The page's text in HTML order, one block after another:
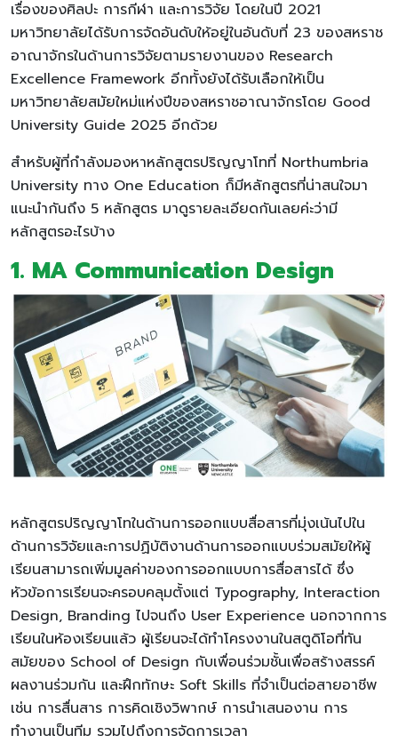
เรื่องของศิลปะ การกีฬา และการวิจัย โดยในปี 2021
มหาวิทยาลัยได้รับการจัดอันดับให้อยู่ในอันดับที่ 23 ของสหราช
อาณาจักรในด้านการวิจัยตามรายงานของ Research
Excellence Framework อีกทั้งยังได้รับเลือกให้เป็น
มหาวิทยาลัยสมัยใหม่แห่งปีของสหราชอาณาจักรโดย Good
University Guide 2025 อีกด้วย
สำหรับผู้ที่กำลังมองหาหลักสูตรปริญญาโทที่ Northumbria
University ทาง One Education ก็มีหลักสูตรที่น่าสนใจมา
แนะนำกันถึง 5 หลักสูตร มาดูรายละเอียดกันเลยค่ะว่ามี
หลักสูตรอะไรบ้าง
1. MA Communication Design
หลักสูตรปริญญาโทในด้านการออกแบบสื่อสารที่มุ่งเน้นไปใน
ด้านการวิจัยและการปฏิบัติงานด้านการออกแบบร่วมสมัยให้ผู้
เรียนสามารถเพิ่มมูลค่าของการออกแบบการสื่อสารได้ ซึ่ง
หัวข้อการเรียนจะครอบคลุมตั้งแต่ Typography, Interaction
Design, Branding ไปจนถึง User Experience นอกจากการ
เรียนในห้องเรียนแล้ว ผู้เรียนจะได้ทำโครงงานในสตูดิโอที่ทัน
สมัยของ School of Design กับเพื่อนร่วมชั้นเพื่อสร้างสรรค์
ผลงานร่วมกัน และฝึกทักษะ Soft Skills ที่จำเป็นต่อสายอาชีพ
เช่น การสื่นสาร การคิดเชิงวิพากษ์ การนำเสนองาน การ
ทำงานเป็นทีม รวมไปถึงการจัดการเวลา